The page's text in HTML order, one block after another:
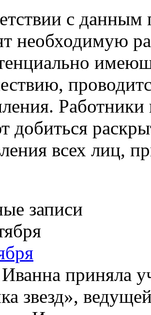
с данным
необходимую
добиться
всех лиц,
записи
приняла
звезд»,